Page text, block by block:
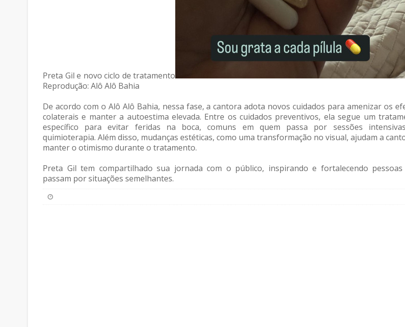
Preta Gil e novo ciclo de tratamento
Reprodução: Alô Alô Bahia
De acordo com o Alô Alô Bahia, nessa fase, a cantora adota novos cuidados para amenizar os
colaterais e manter a autoestima elevada. Entre os cuidados preventivos, ela segue um
específico para evitar feridas na boca, comuns em quem passa por sessões
quimioterapia. Além disso, mudanças estéticas, como uma transformação no visual, ajudam a
manter o otimismo durante o tratamento.
Preta Gil tem compartilhado sua jornada com o público, inspirando e fortalecendo pessoas
passam por situações semelhantes.